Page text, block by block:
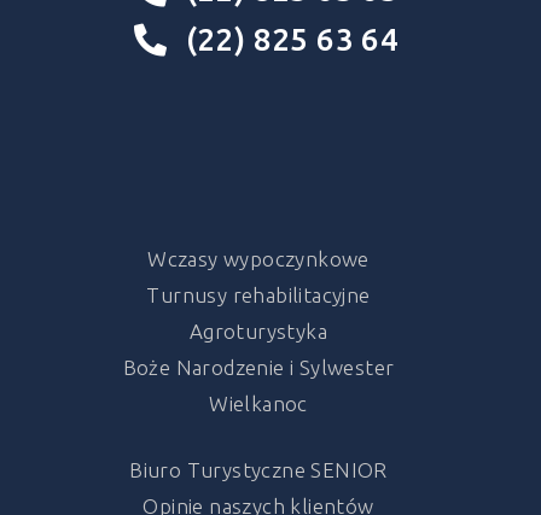
(22) 825 63 64
Wczasy wypoczynkowe
Turnusy rehabilitacyjne
Agroturystyka
Boże Narodzenie i Sylwester
Wielkanoc
Biuro Turystyczne SENIOR
Opinie naszych klientów